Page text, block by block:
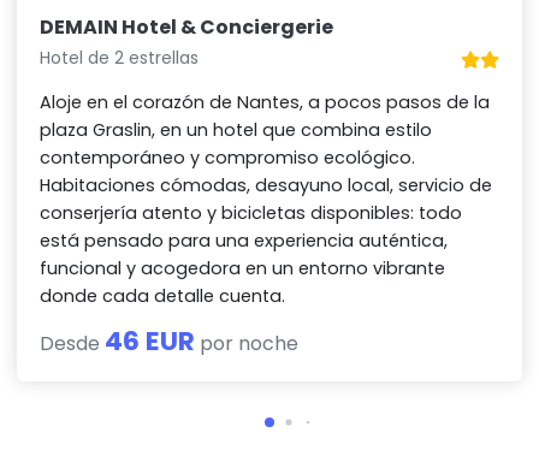
DEMAIN Hotel & Conciergerie
Hotel de 2 estrellas
Aloje en el corazón de Nantes, a pocos pasos de la
plaza Graslin, en un hotel que combina estilo
contemporáneo y compromiso ecológico.
Habitaciones cómodas, desayuno local, servicio de
conserjería atento y bicicletas disponibles: todo
está pensado para una experiencia auténtica,
funcional y acogedora en un entorno vibrante
donde cada detalle cuenta.
Desde 46 EUR por noche